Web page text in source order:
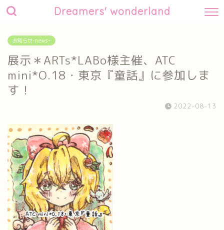
Dreamers' wonderland
お知らせ-news-
展示＊ARTs*LABo様主催、ATC
mini*O.18・東京『童話』に参加しま
す！
2022-08-13